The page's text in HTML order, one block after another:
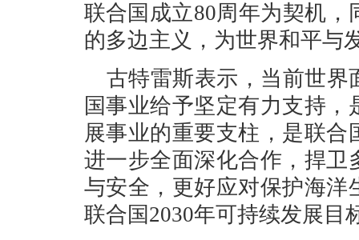
联合国成立80周年为契机
的多边主义，为世界和平与
古特雷斯表示，当前世界
国事业给予坚定有力支持
展事业的重要支柱，是联
进一步全面深化合作，捍
与安全，更好应对保护海
联合国2030年可持续发展目